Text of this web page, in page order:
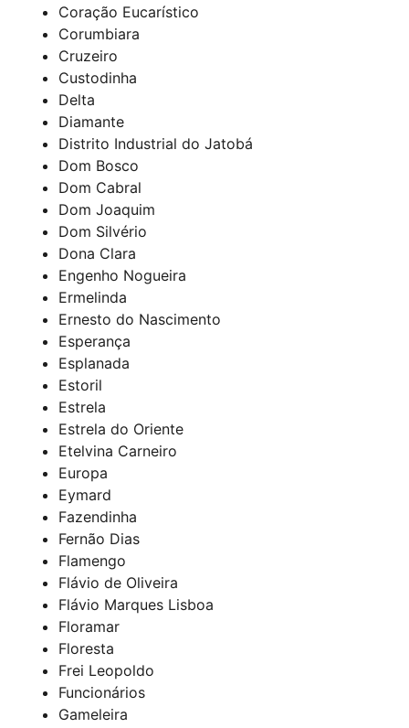
Coração Eucarístico
Corumbiara
Cruzeiro
Custodinha
Delta
Diamante
Distrito Industrial do Jatobá
Dom Bosco
Dom Cabral
Dom Joaquim
Dom Silvério
Dona Clara
Engenho Nogueira
Ermelinda
Ernesto do Nascimento
Esperança
Esplanada
Estoril
Estrela
Estrela do Oriente
Etelvina Carneiro
Europa
Eymard
Fazendinha
Fernão Dias
Flamengo
Flávio de Oliveira
Flávio Marques Lisboa
Floramar
Floresta
Frei Leopoldo
Funcionários
Gameleira